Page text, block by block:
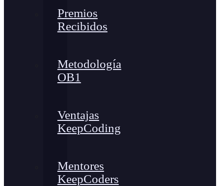
Premios
Recibidos
Metodología
OB1
Ventajas
KeepCoding
Mentores
KeepCoders